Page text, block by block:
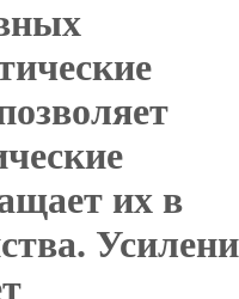
их в